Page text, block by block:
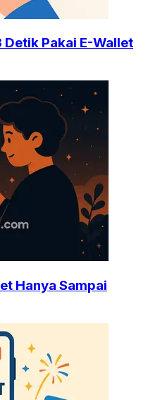
Detik Pakai E-Wallet
Hanya Sampai